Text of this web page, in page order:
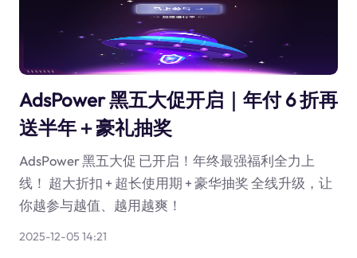
AdsPower 黑五大促开启｜年付 6 折再
送半年＋豪礼抽奖
AdsPower 黑五大促 已开启！年终最强福利全力上
线！ 超大折扣 + 超长使用期 + 豪华抽奖 全线升级，让
你越参与越值、越用越爽！
2025-12-05 14:21